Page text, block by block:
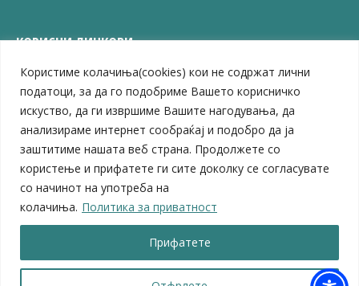
Користиме колачиња(cookies) кои не содржат лични
податоци, за да го подобриме Вашето корисничко
искуство, да ги извршиме Вашите нагодувања, да
анализираме интернет сообраќај и подобро да ја
заштитиме нашата веб страна. Продолжете со
користење и прифатете ги сите доколку се согласувате
со начинот на употреба на
колачиња. Политика за приватност
Прифатете
КОРИСНИ ЛИНКОВИ
ЗЕЛС – Заедница на единиците на локална самоуправа
Центар за развој на Вардарски плански регион
Јавно комунално претпријатие „Дервен“
ЈПССО „Парк – спорт и паркинзи“
ЛБ „Гоце Делчев“
ЛУ „Народен Музеј“
Влада на Република Северна Македонија
Собрание на Република Северна Македонија
Министерство за финансии
Министерство за локална самоуправа
Министерство за дигитална трансформација